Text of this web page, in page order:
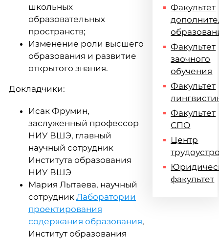
школьных
образовательных
пространств;
Изменение роли высшего
образования и развитие
открытого знания.
Докладчики:
Исак Фрумин,
заслуженный профессор
НИУ ВШЭ, главный
научный сотрудник
Института образования
НИУ ВШЭ
Мария Лытаева, научный
сотрудник Лаборатории
проектирования
содержания образования,
Институт образования
Факультет
Факультет
заочного
обучения
Факультет
Факультет
СПО
Центр
факультет